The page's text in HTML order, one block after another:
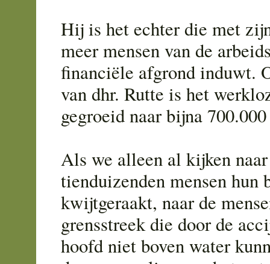
Hij is het echter die met
meer mensen van de
financiële afgrond induwt.
van dhr. Rutte is het
gegroeid naar bijna
Als we alleen al kijken
tienduizenden mensen hun
kwijtgeraakt, naar de
grensstreek die door de
hoofd niet boven water